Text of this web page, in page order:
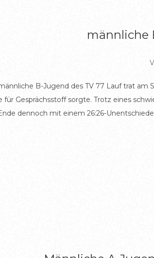
männliche
B-Jugend des TV 77 Lauf trat
für Gesprächsstoff sorgte. Trotz eines
dennoch mit einem 26:26-